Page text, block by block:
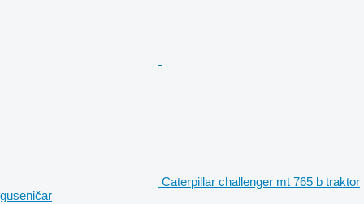
Caterpillar challenger mt 765 b traktor
guseničar